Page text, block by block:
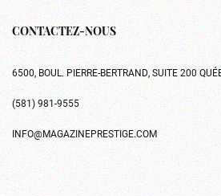
CONTACTEZ-NOUS
6500, BOUL. PIERRE-BERTRAND, SUITE 200
(581) 981-9555
INFO@MAGAZINEPRESTIGE.COM